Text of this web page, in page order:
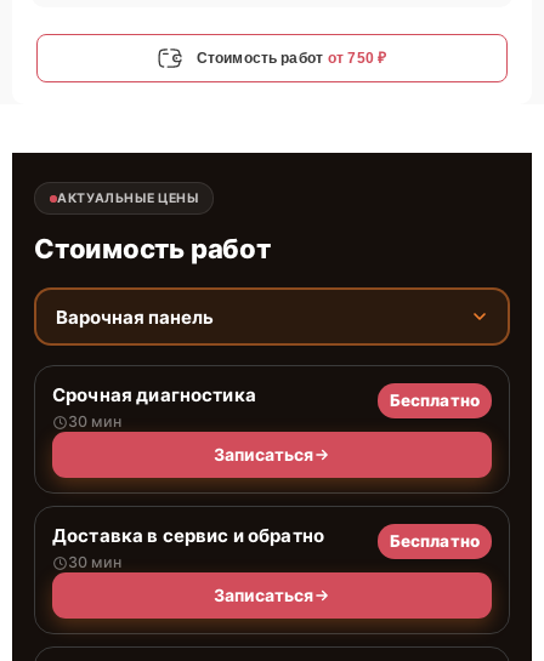
Стоимость работ от 750 ₽
АКТУАЛЬНЫЕ ЦЕНЫ
Стоимость работ
Варочная панель
Срочная диагностика
30 мин
Бесплатно
Записаться
Доставка в сервис и обратно
30 мин
Бесплатно
Записаться